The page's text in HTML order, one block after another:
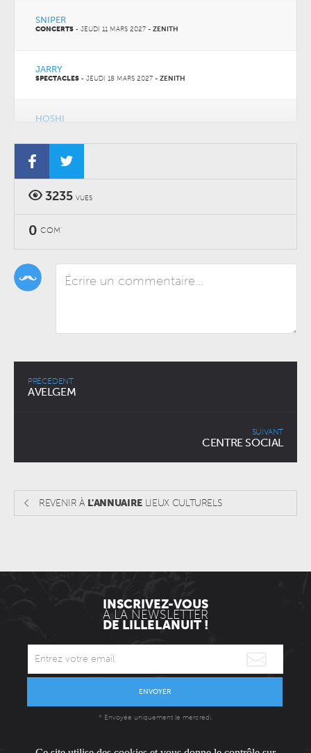
SNIPER
CONCERTS - JEUDI 11 MARS 2027 - ZENITH
JARRY
SPECTACLES - JEUDI 18 MARS 2027 - ZENITH
HOSHI
GRAND CORPS MALADE
CONCERTS-JEUDI 25 MARS 2027-ZENITH
VIANNEY
CONCERTS
3235 VUES
0 COM'
PRÉCÉDENT
AVELGEM
SUIVANT
CENTRE SOCIAL
REVENIR À L'ANNUAIRE LIEUX CULTURELS
INSCRIVEZ-VOUS
À LA NEWSLETTER
DE LILLELANUIT !
ENVOYER
* Envoyée uniquement le mercredi.